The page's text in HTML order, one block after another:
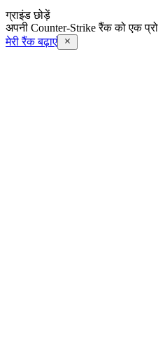
ग्राइंड छोड़ें
अपनी Counter-Strike रैंक को एक
मेरी रैंक बढ़ाएं